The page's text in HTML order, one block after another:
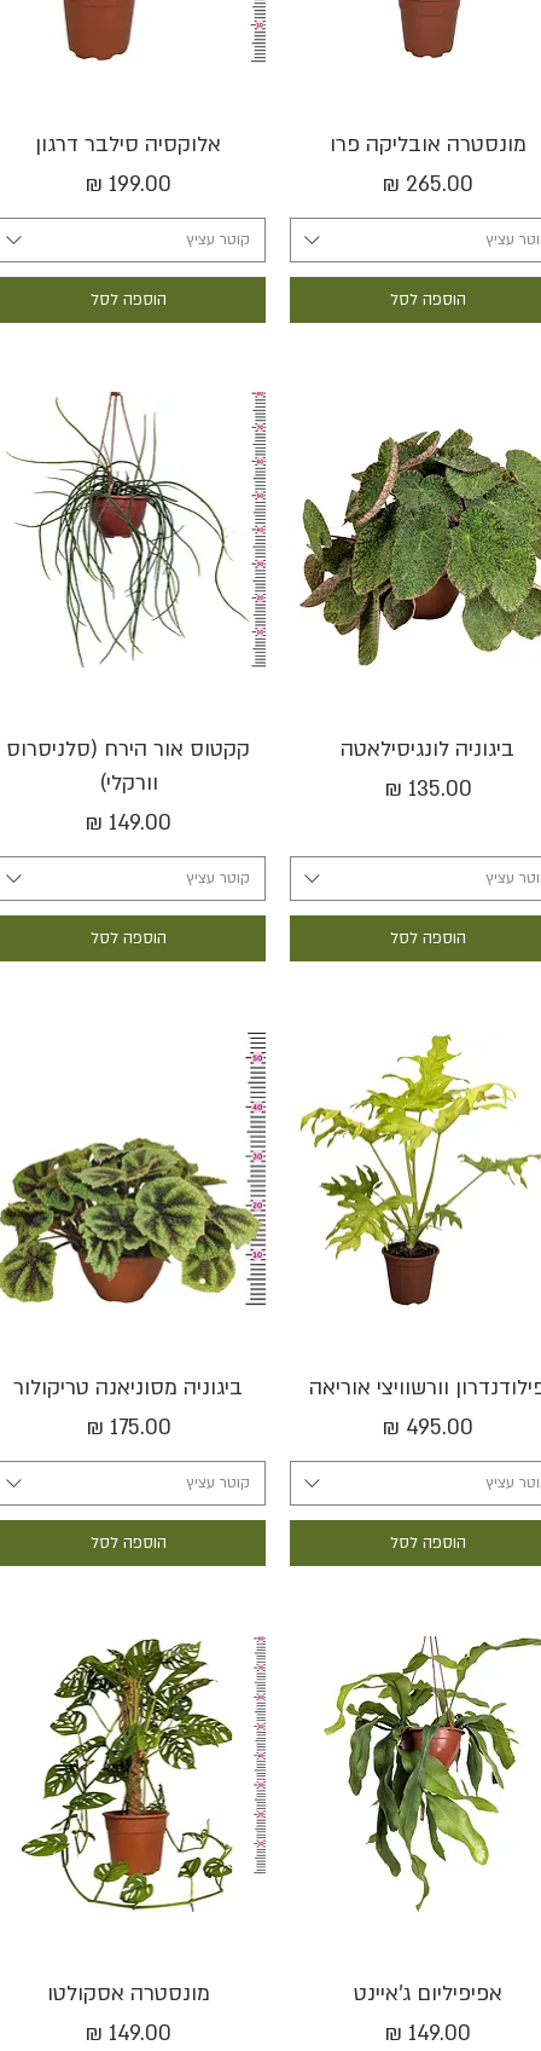
תצוגה מהירה
מונסטרה אובליקה פרו
מחיר
עציץ
הוספה לסל
תצוגה מהירה
אלוקסיה סילבר דרגון
מחיר
קוטר עציץ
הוספה לסל
תצוגה מהירה
ביגוניה לונגיסילאטה
מחיר
עציץ
הוספה לסל
תצוגה מהירה
קקטוס אור הירח (סלניסרוס
וורקלי)
מחיר
קוטר עציץ
הוספה לסל
תצוגה מהירה
וורשוויצי אוריאה
מחיר
עציץ
הוספה לסל
תצוגה מהירה
ביגוניה מסוניאנה טריקולור
מחיר
קוטר עציץ
הוספה לסל
תצוגה מהירה
אפיפיליום ג'איינט
מחיר
תצוגה מהירה
מונסטרה אסקולטו
מחיר